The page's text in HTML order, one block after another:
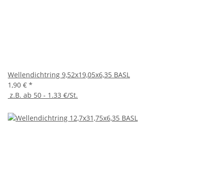
Wellendichtring 9,52x19,05x6,35 BASL
1,90 € *
z.B. ab 50 - 1.33 €/St.